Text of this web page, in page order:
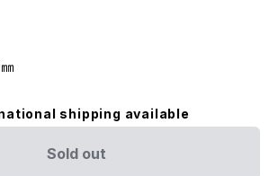
shipping available
Sold out